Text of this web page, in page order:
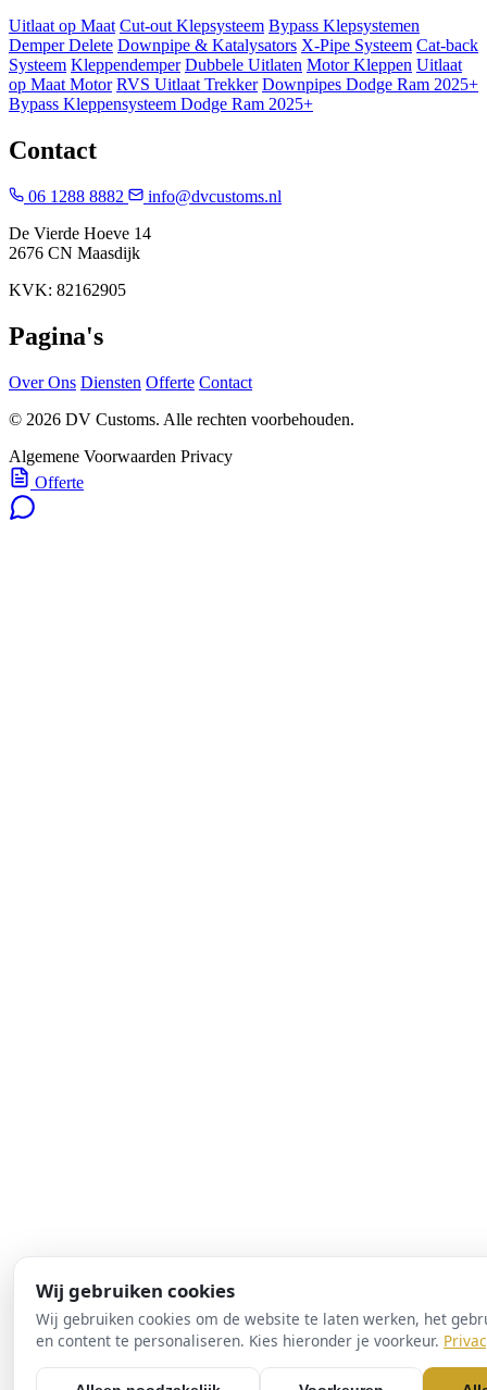
Uitlaat op Maat Cut-out Klepsysteem Bypass Klepsystemen
Demper Delete Downpipe & Katalysators X-Pipe Systeem Cat-back
Systeem Kleppendemper Dubbele Uitlaten Motor Kleppen Uitlaat
op Maat Motor RVS Uitlaat Trekker Downpipes Dodge Ram 2025+
Bypass Kleppensysteem Dodge Ram 2025+
Contact
06 1288 8882
info@dvcustoms.nl
De Vierde Hoeve 14
2676 CN Maasdijk
KVK: 82162905
Pagina's
Over Ons Diensten Offerte Contact
© 2026 DV Customs. Alle rechten voorbehouden.
Algemene Voorwaarden Privacy
Offerte
Wij gebruiken cookies
Wij gebruiken cookies om de website te laten werken, het
en content te personaliseren. Kies hieronder je voorkeur.